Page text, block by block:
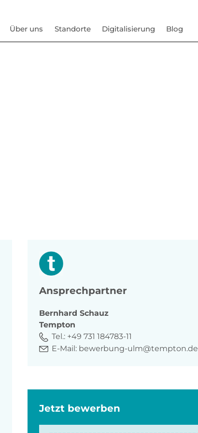
Über uns Standorte Digitalisierung Blog
Ansprechpartner
Bernhard Schauz
Tempton
Tel.: +49 731 184783-11
E-Mail: bewerbung-ulm@tempton.de
Jetzt bewerben